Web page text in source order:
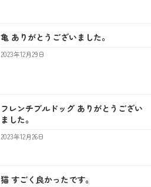
亀 ありがとうございました。
2023年12月29日
フレンチブルドッグ ありがとうござい
ました。
2023年12月26日
猫 すごく良かったです。